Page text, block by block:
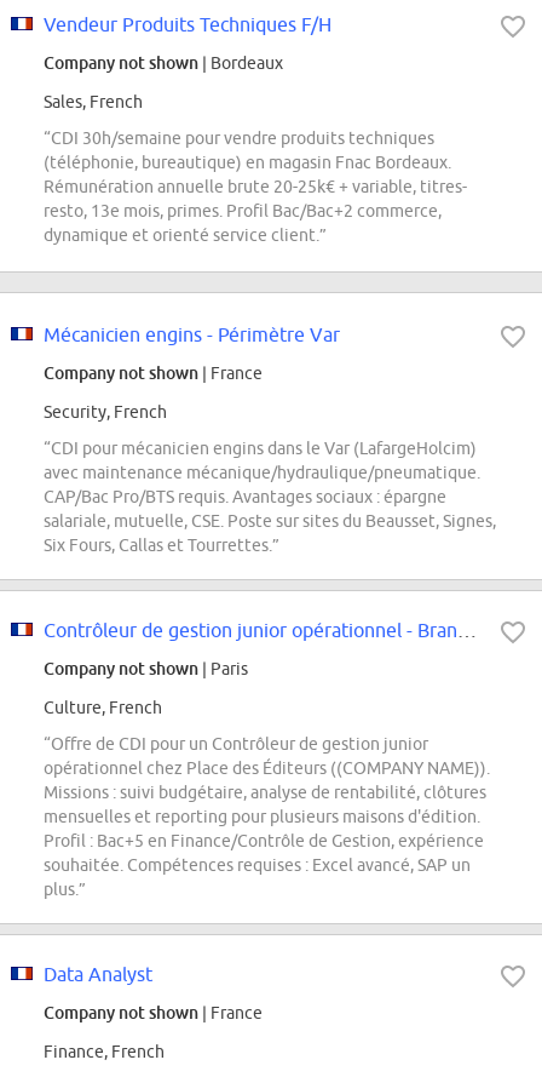
Vendeur Produits Techniques F/H
Company not shown | Bordeaux
Sales, French
“CDI 30h/semaine pour vendre produits techniques
(téléphonie, bureautique) en magasin Fnac Bordeaux.
Rémunération annuelle brute 20-25k€ + variable, titres-
resto, 13e mois, primes. Profil Bac/Bac+2 commerce,
dynamique et orienté service client.”
Mécanicien engins - Périmètre Var
Company not shown | France
Security, French
“CDI pour mécanicien engins dans le Var (LafargeHolcim)
avec maintenance mécanique/hydraulique/pneumatique.
CAP/Bac Pro/BTS requis. Avantages sociaux : épargne
salariale, mutuelle, CSE. Poste sur sites du Beausset, Signes,
Six Fours, Callas et Tourrettes.”
Company not shown | Paris
Culture, French
“Offre de CDI pour un Contrôleur de gestion junior
opérationnel chez Place des Éditeurs ((COMPANY NAME)).
Missions : suivi budgétaire, analyse de rentabilité, clôtures
mensuelles et reporting pour plusieurs maisons d'édition.
Profil : Bac+5 en Finance/Contrôle de Gestion, expérience
souhaitée. Compétences requises : Excel avancé, SAP un
plus.”
Data Analyst
Company not shown | France
Finance, French